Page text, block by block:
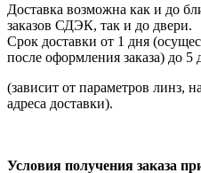
Доставка возможна как и до
заказов СДЭК, так и до двери.
Срок доставки от 1 дня
после оформления заказа) до 5
(зависит от параметров линз,
адреса доставки).
Условия получения заказа